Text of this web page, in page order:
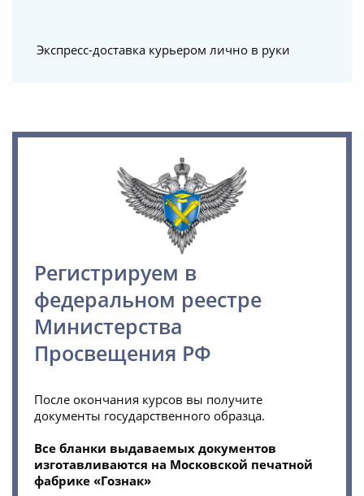
Экспресс-доставка курьером лично в руки
Регистрируем в
федеральном реестре
Министерства
Просвещения РФ
После окончания курсов вы получите
документы государственного образца.
Все бланки выдаваемых документов
изготавливаются на Московской печатной
фабрике «Гознак»